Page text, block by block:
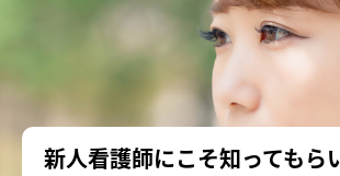
新人看護師にこそ知ってもら